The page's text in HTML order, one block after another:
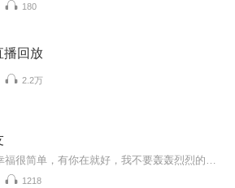
180
播回放
2.2万
1218